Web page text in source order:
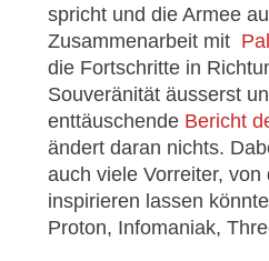
spricht und die Armee
Zusammenarbeit mit
die Fortschritte in
Souveränität äusserst
enttäuschende Bericht
ändert daran nichts.
auch viele Vorreiter, von
inspirieren lassen
Proton, Infomaniak,